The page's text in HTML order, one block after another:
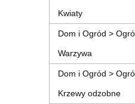
Kwiaty
Dom i Ogród >
Warzywa
Dom i Ogród >
Krzewy odzobne